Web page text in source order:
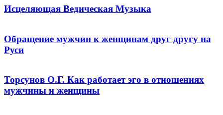
Исцеляющая Ведическая Музыка
Обращение мужчин к женщинам друг другу на
Руси
Торсунов О.Г. Как работает эго в отношениях
мужчины и женщины